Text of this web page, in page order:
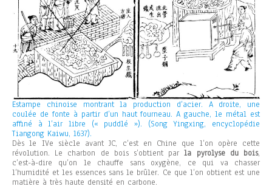
Estampe chinoise montrant la production d’acier. A droite, une
coulée de fonte à partir d’un haut fourneau. A gauche, le métal est
affiné à l’air libre (« puddlé »). (Song Yingxing, encyclopédie
Tiangong Kaiwu, 1637).
Dès le IVe siècle avant JC, c’est en Chine que l’on opère cette
révolution. Le charbon de bois s’obtient parla pyrolyse du bois,
c’est-à-dire qu’on le chauffe sans oxygène, ce qui va chasser
l’humidité et les essences sans le brûler. Ce que l’on obtient est une
matière à très haute densité en carbone.